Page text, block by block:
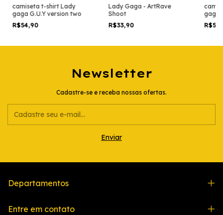
camiseta t-shirt Lady
gaga G.U.Y version two
R$54,90
Lady Gaga - ArtRave
Shoot
R$33,90
gaga
two
Newsletter
Cadastre-se e receba nossas ofertas.
Departamentos
Entre em contato